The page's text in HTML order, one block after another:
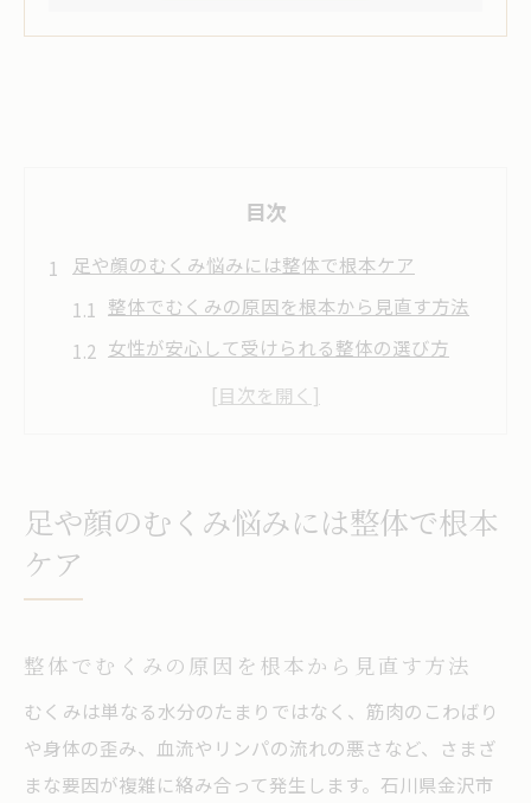
目次
足や顔のむくみ悩みには整体で根本ケア
整体でむくみの原因を根本から見直す方法
女性が安心して受けられる整体の選び方
リラクゼーション効果も高い整体体験の魅
ホットペッパービューティーで整体院探し
のコツ
説
整体で叶う美しい姿勢と快適な生活習慣
むくみ改善に特化した整体の違いとは何か
石川県リラクゼーション整体のおすすめポ
足や顔のむくみ悩みには整体で根本
ケア
整体でむくみの原因を根本から見直す方法
むくみは単なる水分のたまりではなく、筋肉のこわばり
や身体の歪み、血流やリンパの流れの悪さなど、さまざ
まな要因が複雑に絡み合って発生します。石川県金沢市